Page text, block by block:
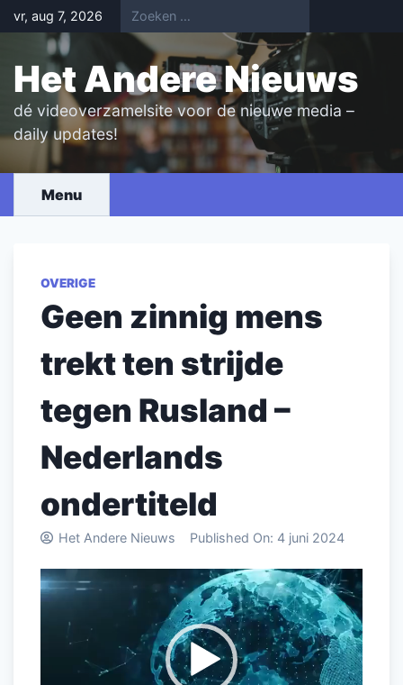
Skip
to
content
vr, aug 7, 2026
Het Andere Nieuws
dé videoverzamelsite voor de nieuwe media –
daily updates!
Menu
OVERIGE
Geen zinnig mens
trekt ten strijde
tegen Rusland –
Nederlands
ondertiteld
Het Andere Nieuws Published On: 4 juni 2024
Videospeler